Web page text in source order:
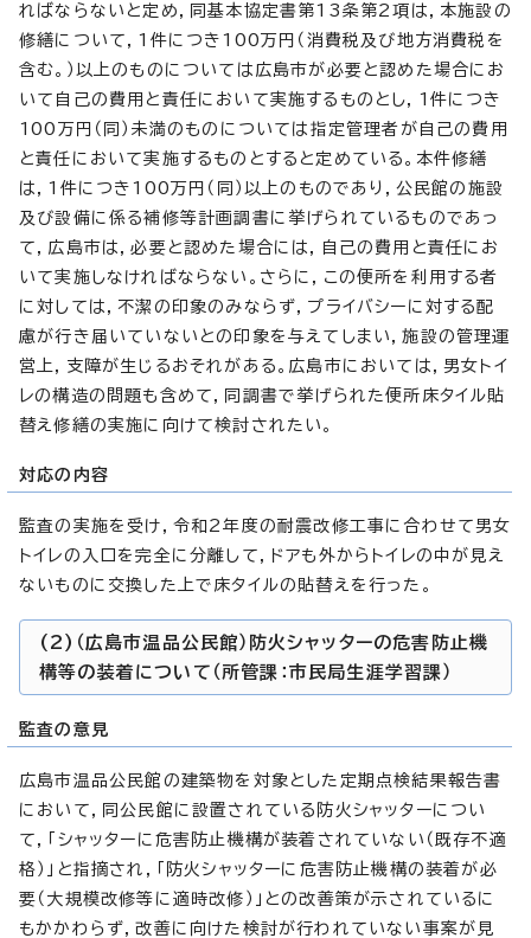
ればならないと定め，同基本協定書第13条第2項は，本施設の
修繕について，1件につき100万円（消費税及び地方消費税を
含む。）以上のものについては広島市が必要と認めた場合にお
いて自己の費用と責任において実施するものとし，1件につき
100万円（同）未満のものについては指定管理者が自己の費用
と責任において実施するものとすると定めている。本件修繕
は，1件につき100万円（同）以上のものであり，公民館の施設
及び設備に係る補修等計画調書に挙げられているものであっ
て，広島市は，必要と認めた場合には，自己の費用と責任にお
いて実施しなければならない。さらに，この便所を利用する者
に対しては，不潔の印象のみならず，プライバシーに対する配
慮が行き届いていないとの印象を与えてしまい，施設の管理運
営上，支障が生じるおそれがある。広島市においては，男女トイ
レの構造の問題も含めて，同調書で挙げられた便所床タイル貼
替え修繕の実施に向けて検討されたい。
対応の内容
監査の実施を受け，令和2年度の耐震改修工事に合わせて男女
トイレの入口を完全に分離して，ドアも外からトイレの中が見え
ないものに交換した上で床タイルの貼替えを行った。
(2)（広島市温品公民館）防火シャッターの危害防止機
構等の装着について（所管課：市民局生涯学習課）
監査の意見
広島市温品公民館の建築物を対象とした定期点検結果報告書
において，同公民館に設置されている防火シャッターについ
て，「シャッターに危害防止機構が装着されていない（既存不適
格）」と指摘され，「防火シャッターに危害防止機構の装着が必
要（大規模改修等に適時改修）」との改善策が示されているに
もかかわらず，改善に向けた検討が行われていない事案が見